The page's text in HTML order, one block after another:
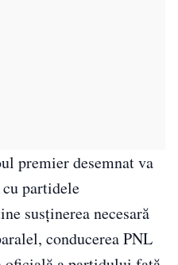
premier desemnat va
partidele
susținerea necesară
conducerea PNL